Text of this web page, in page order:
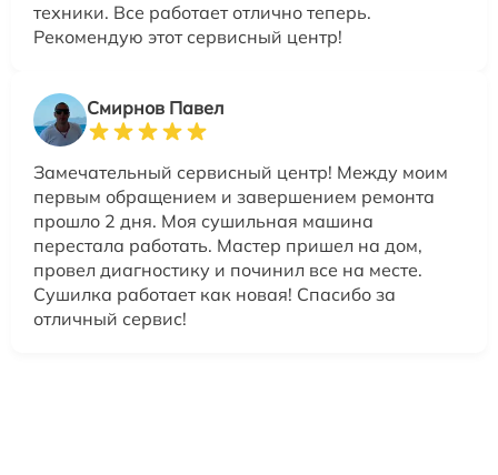
техники. Все работает отлично теперь.
Рекомендую этот сервисный центр!
Смирнов Павел
Замечательный сервисный центр! Между моим
первым обращением и завершением ремонта
прошло 2 дня. Моя сушильная машина
перестала работать. Мастер пришел на дом,
провел диагностику и починил все на месте.
Сушилка работает как новая! Спасибо за
отличный сервис!